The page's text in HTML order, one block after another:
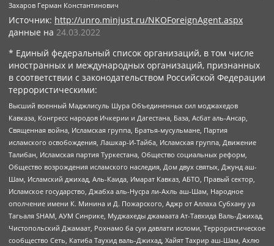
Захаров Герман Константинович
Источник: http://unro.minjust.ru/NKOForeignAgent.aspx
данные на 24.03.2022
* Единый федеральный список организаций, в том числе
иностранных и международных организаций, признанных
в соответствии с законодательством Российской Федерации
террористическими:
Высший военный Маджлисуль Шура Объединенных сил моджахедов
Кавказа, Конгресс народов Ичкерии и Дагестана, База, Асбат аль-Ансар,
Священная война, Исламская группа, Братья-мусульмане, Партия
исламского освобождения, Лашкар-И-Тайба, Исламская группа, Движение
Талибан, Исламская партия Туркестана, Общество социальных реформ,
Общество возрождения исламского наследия, Дом двух святых, Джунд аш-
Шам, Исламский джихад, Аль-Каида, Имарат Кавказ, АБТО, Правый сектор,
Исламское государство, Джабха аль-Нусра ли-Ахль аш-Шам, Народное
ополчение имени К. Минина и Д. Пожарского, Аджр от Аллаха Субхану уа
Тагьаля SHAM, АУМ Синрике, Муджахеды джамаата Ат-Тавхида Валь-Джихад,
Чистопольский Джамаат, Рохнамо ба суи давлати исломи, Террористическое
сообщество Сеть, Катиба Таухид валь-Джихад, Хайят Тахрир аш-Шам, Ахлю